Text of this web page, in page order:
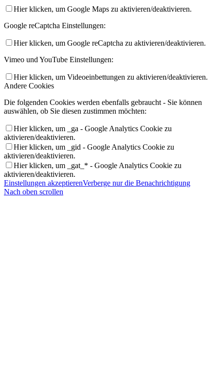
Hier klicken, um Google Maps zu aktivieren/deaktivieren.
Google reCaptcha Einstellungen:
Hier klicken, um Google reCaptcha zu aktivieren/deaktivieren.
Vimeo und YouTube Einstellungen:
Hier klicken, um Videoeinbettungen zu aktivieren/deaktivieren.
Andere Cookies
Die folgenden Cookies werden ebenfalls gebraucht - Sie können
auswählen, ob Sie diesen zustimmen möchten:
Hier klicken, um _ga - Google Analytics Cookie zu
aktivieren/deaktivieren.
Hier klicken, um _gid - Google Analytics Cookie zu
aktivieren/deaktivieren.
Hier klicken, um _gat_* - Google Analytics Cookie zu
aktivieren/deaktivieren.
Einstellungen akzeptierenVerberge nur die Benachrichtigung
Nach oben scrollen